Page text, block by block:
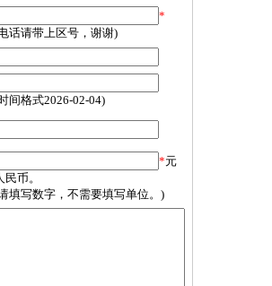
*
话请带上区号，谢谢)
间格式2026-02-04)
*元
民币。
填写数字，不需要填写单位。)